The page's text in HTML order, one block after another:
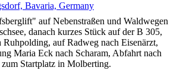
Bavaria, Germany
auf Nebenstraßen und Waldwegen
danach kurzes Stück auf der B 305,
auf Radweg nach Eisenärzt,
Maria Eck nach Scharam, Abfahrt nach
Startplatz in Molberting.